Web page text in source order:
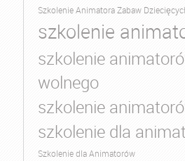
Szkolenie Animatora Zabaw
szkolenie
szkolenie
wolnego
szkolenie
szkolenie dla
Szkolenie dla Animatorów